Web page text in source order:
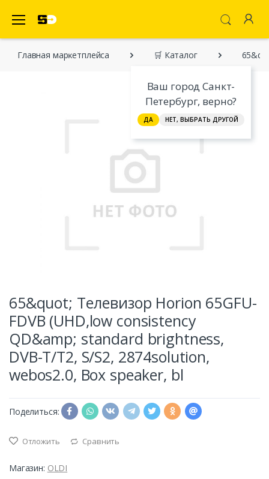
Ваш город Санкт-
Петербург, верно?
ДА НЕТ, ВЫБРАТЬ ДРУГОЙ
Главная марĸетплейса 🛒 Каталог
65&quot; Телевизор Horion 65GFU-
FDVB (UHD,low consistency
QD&amp; standard brightness,
DVB-T/T2, S/S2, 2874solution,
webos2.0, Box speaker, bl
Поделиться:
Отложить Сравнить
Магазин: OLDI